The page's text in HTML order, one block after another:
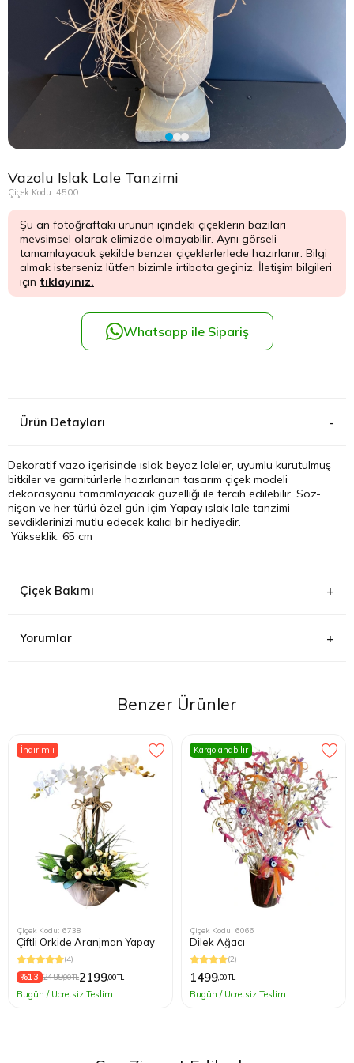
Vazolu Islak Lale Tanzimi
Çiçek Kodu: 4500
Şu an fotoğraftaki ürünün içindeki çiçeklerin bazıları
mevsimsel olarak elimizde olmayabilir. Aynı görseli
tamamlayacak şekilde benzer çiçeklerlerlede hazırlanır. Bilgi
almak isterseniz lütfen bizimle irtibata geçiniz. İletişim bilgileri
için tıklayınız.
Whatsapp ile Sipariş
Ürün Detayları
Dekoratif vazo içerisinde ıslak beyaz laleler, uyumlu kurutulmuş
bitkiler ve garnitürlerle hazırlanan tasarım çiçek modeli
dekorasyonu tamamlayacak güzelliği ile tercih edilebilir. Söz-
nişan ve her türlü özel gün içim Yapay ıslak lale tanzimi
sevdiklerinizi mutlu edecek kalıcı bir hediyedir.
Yükseklik: 65 cm
Çiçek Bakımı
Yorumlar
Benzer Ürünler
İndirimli
Çiçek Kodu: 6738
Çiftli Orkide Aranjman Yapay
(4)
%13 2499,00 TL2199,00 TL
Bugün / Ücretsiz Teslim
Kargolanabilir
Çiçek Kodu: 6066
Dilek Ağacı
(2)
1499,00 TL
Bugün / Ücretsiz Teslim
Cenaze
Açılış
Gelin
Vip
Çikolata Tepsisi ve Şekerlik
Nişan Masa Süsleme
Avukata Çiçek
Kuru Çiçek
Yapay Ağaçlar
Düğün & Nikah Organizasyon
Tuzla
Üsküdar
Beyoğlu
Esenler
Fatih
Sarıyer